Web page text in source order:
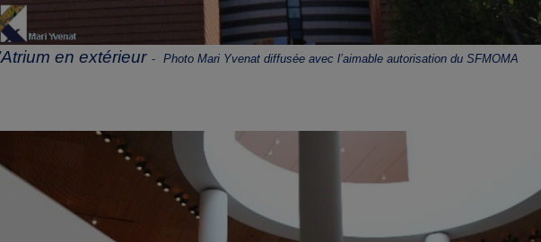
en extérieur- Photo Mari Yvenat diffusée avec l’aimable autorisation du SFMOMA